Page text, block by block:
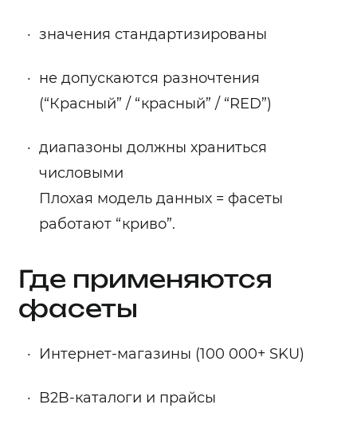
значения стандартизированы
не допускаются разночтения
(“Красный” / “красный” / “RED”)
диапазоны должны храниться
числовыми
Плохая модель данных = фасеты
работают “криво”.
Где применяются
фасеты
Интернет-магазины (100 000+ SKU)
B2B-каталоги и прайсы